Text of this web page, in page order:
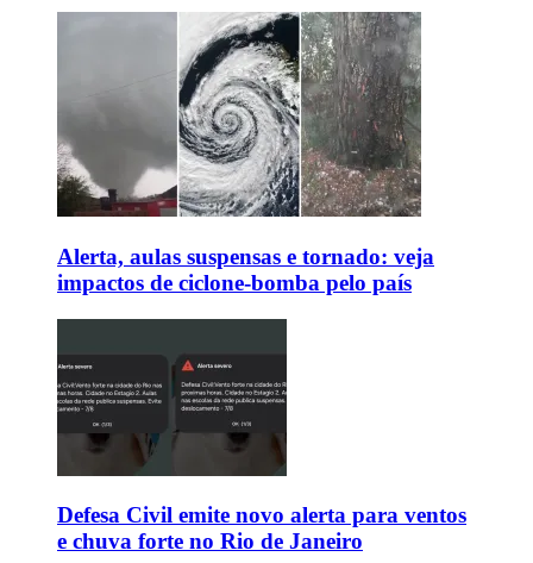
Alerta, aulas suspensas e tornado: veja
impactos de ciclone-bomba pelo país
Defesa Civil emite novo alerta para ventos
e chuva forte no Rio de Janeiro